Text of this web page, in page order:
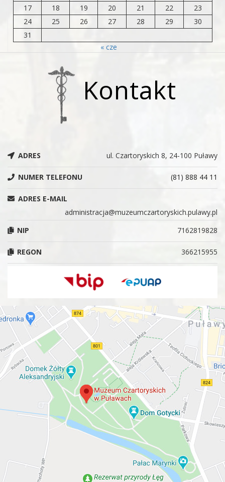
17
18 19 20 21 22
23
24
25 26 27 28 29
30
31
« cze
Kontakt
ADRES ul. Czartoryskich 8, 24-100 Puławy
NUMER TELEFONU (81) 888 44 11
ADRES E-MAIL
administracja@muzeumczartoryskich.pulawy.pl
NIP
7162819828
REGON 366215955